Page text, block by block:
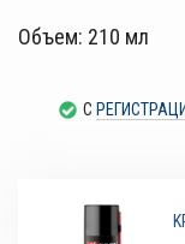
Объем: 210 мл
С